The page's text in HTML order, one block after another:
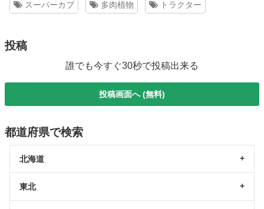
スーパーカブ 多肉植物 トラクター
投稿
誰でも今すぐ30秒で投稿出来る
投稿画面へ (無料)
都道府県で検索
北海道
東北